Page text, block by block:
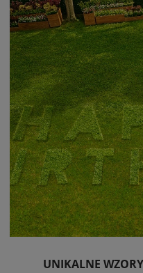
UNIKALNE